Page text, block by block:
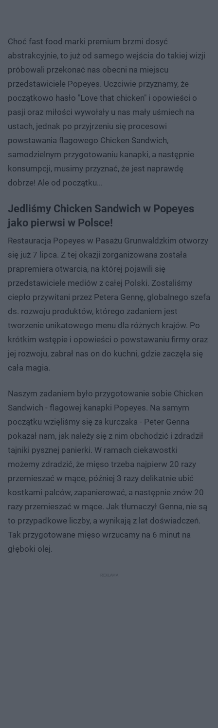
Choć fast food marki premium brzmi dosyć
abstrakcyjnie, to już od samego wejścia do takiej wizji
próbowali przekonać nas obecni na miejscu
przedstawiciele Popeyes. Uczciwie przyznamy, że
początkowo hasło "Love that chicken" i opowieści o
pasji oraz miłości wywołały u nas mały uśmiech na
ustach, jednak po przyjrzeniu się procesowi
powstawania flagowego Chicken Sandwich,
samodzielnym przygotowaniu kanapki, a następnie
konsumpcji, musimy przyznać, że jest naprawdę
dobrze! Ale od początku...
Jedliśmy Chicken Sandwich w Popeyes
jako pierwsi w Polsce!
Restauracja Popeyes w Pasażu Grunwaldzkim otworzy
się już 7 lipca. Z tej okazji zorganizowana została
prapremiera otwarcia, na której pojawili się
przedstawiciele mediów z całej Polski. Zostaliśmy
ciepło przywitani przez Petera Gennę, globalnego szefa
ds. rozwoju produktów, którego zadaniem jest
tworzenie unikatowego menu dla różnych krajów. Po
krótkim wstępie i opowieści o powstawaniu firmy oraz
jej rozwoju, zabrał nas on do kuchni, gdzie zaczęła się
cała magia.
Naszym zadaniem było przygotowanie sobie Chicken
Sandwich - flagowej kanapki Popeyes. Na samym
początku wzięliśmy się za kurczaka - Peter Genna
pokazał nam, jak należy się z nim obchodzić i zdradził
tajniki pysznej panierki. W ramach ciekawostki
możemy zdradzić, że mięso trzeba najpierw 20 razy
przemieszać w mące, później 3 razy delikatnie ubić
kostkami palców, zapanierować, a następnie znów 20
razy przemieszać w mące. Jak tłumaczył Genna, nie są
to przypadkowe liczby, a wynikają z lat doświadczeń.
Tak przygotowane mięso wrzucamy na 6 minut na
głęboki olej.